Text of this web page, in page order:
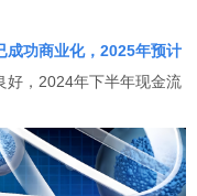
成功商业化，2025年预计
好，2024年下半年现金流